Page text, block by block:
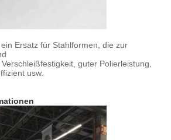
Ersatz für Stahlformen, die zur
guter Polierleistung,
usw.